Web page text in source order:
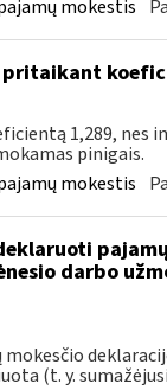
mokestis
1,289, nes
pinigais.
mokestis
darbo
(t. y.